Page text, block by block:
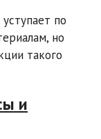
по
но
такого
и